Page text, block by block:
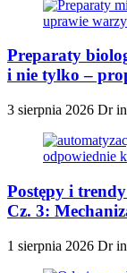
Preparaty
i nie tylko –
3 sierpnia 2026 Dr
Postępy i
Cz. 3:
1 sierpnia 2026 Dr